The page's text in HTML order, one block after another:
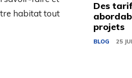
habitat tout
Des
projets
BLOG 25